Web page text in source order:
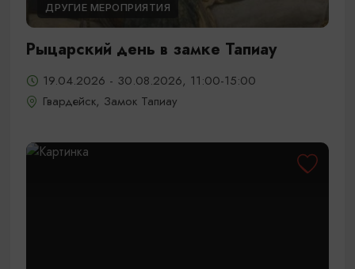
ДРУГИЕ МЕРОПРИЯТИЯ
Рыцарский день в замке Тапиау
19.04.2026 - 30.08.2026, 11:00-15:00
Гвардейск, Замок Тапиау